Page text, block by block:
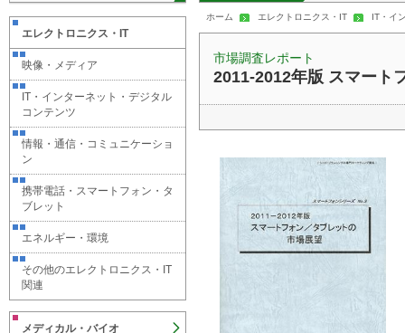
ホーム エレクトロニクス・IT IT・イ
市場調査レポート
2011-2012年版 スマート
エレクトロニクス・IT
映像・メディア
IT・インターネット・デジタル
コンテンツ
情報・通信・コミュニケーショ
ン
携帯電話・スマートフォン・タ
ブレット
エネルギー・環境
その他のエレクトロニクス・IT
関連
メディカル・バイオ